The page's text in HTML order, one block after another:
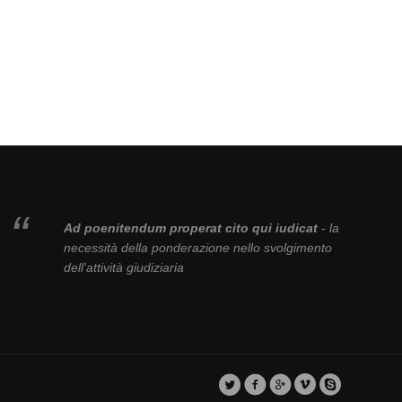
Ad poenitendum properat cito qui iudicat- la
necessità della ponderazione nello svolgimento
dell'attività giudiziaria